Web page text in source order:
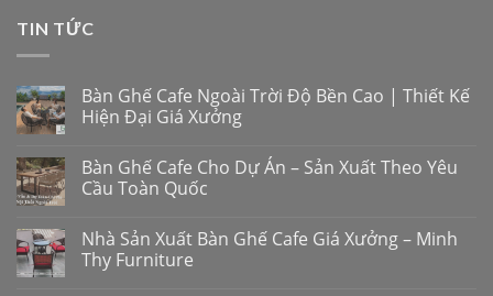
TIN TỨC
Bàn Ghế Cafe Ngoài Trời Độ Bền Cao | Thiết Kế
Hiện Đại Giá Xưởng
Bàn Ghế Cafe Cho Dự Án – Sản Xuất Theo Yêu
Cầu Toàn Quốc
Nhà Sản Xuất Bàn Ghế Cafe Giá Xưởng – Minh
Thy Furniture